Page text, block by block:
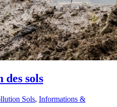
sols
Sols, Informations &